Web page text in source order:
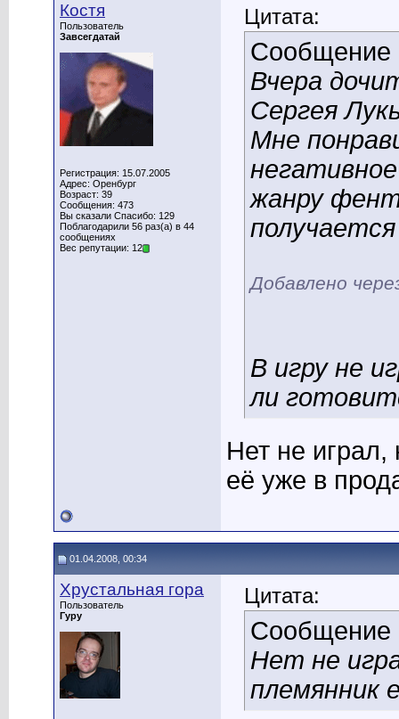
Костя
Пользователь
Завсегдатай
Регистрация: 15.07.2005
Адрес: Оренбург
Возраст: 39
Сообщения: 473
Вы сказали Спасибо: 129
Поблагодарили 56 раз(а) в 44
сообщениях
Вес репутации: 12
Цитата:
Сообщение
Вчера
Сергея
Мне
жанру
Добавлено
В игру не
ли
Нет не
её уже в
01.04.2008, 00:34
Хрустальная гора
Пользователь
Гуру
Цитата:
Сообщение
Нет не
племянник